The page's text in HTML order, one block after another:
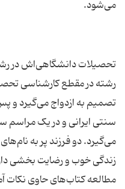
می‌شود.
تحصیلات دانشگاهی‌اش در
تصمیم به ازدواج می‌گیرد و
سنتی ایرانی و در یک مراسم
می‌گیرد. دو فرزند پر به
زندگی خوب و رضایت بخشی
مطالعه کتاب‌های حاوی نکات